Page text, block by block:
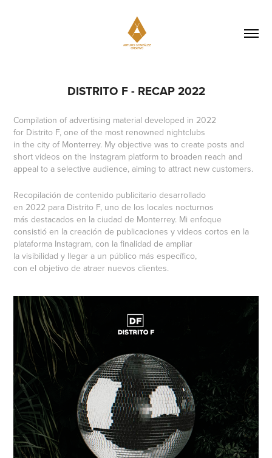
DISTRITO F - RECAP 2022
Compilation of advertising material developed in 2022
for Distrito F, one of the most renowned nightclubs
in the city of Monterrey. My objective was to create posts and
short videos on the Instagram platform to broaden reach and
appeal to a selective audience, aiming to attract new customers.
Recopilación de contenido publicitario desarrollado
en 2022 para Distrito F, uno de los locales nocturnos
más destacados en la ciudad de Monterrey. Mi enfoque
consistió en la creación de publicaciones y videos cortos en la
plataforma Instagram, con la finalidad de ampliar
la visibilidad y llegar a un público más específico,
con el objetivo de atraer nuevos clientes.